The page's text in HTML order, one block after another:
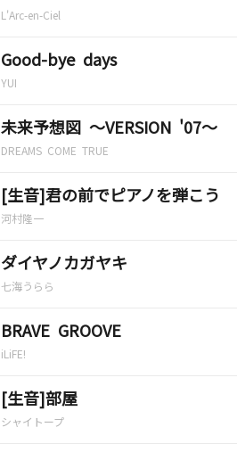
L'Arc-en-Ciel
Good-bye days
YUI
未来予想図 ～VERSION '07～
DREAMS COME TRUE
[生音]君の前でピアノを弾こう
河村隆一
ダイヤノカガヤキ
七海うらら
BRAVE GROOVE
iLiFE!
[生音]部屋
シャイトープ